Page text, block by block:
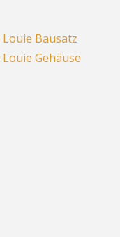
Bausatz
Gehäuse